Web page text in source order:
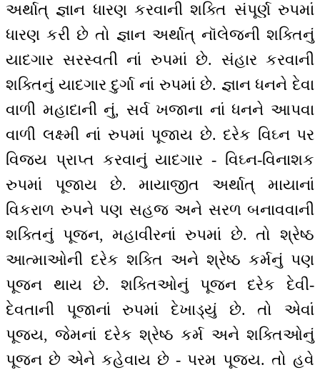
અર્થાત્ જ્ઞાન ધારણ કરવાની શક્તિ સંપૂર્ણ રુપમાં
ધારણ કરી છે તો જ્ઞાન અર્થાત્ નૉલેજની શક્તિનું
યાદગાર સરસ્વતી નાં રુપમાં છે. સંહાર કરવાની
શક્તિનું યાદગાર દુર્ગા નાં રુપમાં છે. જ્ઞાન ધનને દેવા
વાળી મહાદાની નું, સર્વ ખજાના નાં ધનને આપવા
વાળી લક્ષ્મી નાં રુપમાં પૂજાય છે. દરેક વિઘ્ન પર
વિજય પ્રાપ્ત કરવાનું યાદગાર - વિઘ્ન-વિનાશક
રુપમાં પૂજાય છે. માયાજીત અર્થાત્ માયાનાં
વિકરાળ રુપને પણ સહજ અને સરળ બનાવવાની
શક્તિનું પૂજન, મહાવીરનાં રુપમાં છે. તો શ્રેષ્ઠ
આત્માઓની દરેક શક્તિ અને શ્રેષ્ઠ કર્મનું પણ
પૂજન થાય છે. શક્તિઓનું પૂજન દરેક દેવી-
દેવતાની પૂજાનાં રુપમાં દેખાડ્યું છે. તો એવાં
પૂજ્ય, જેમનાં દરેક શ્રેષ્ઠ કર્મ અને શક્તિઓનું
પૂજન છે એને કહેવાય છે - પરમ પૂજ્ય. તો હવે